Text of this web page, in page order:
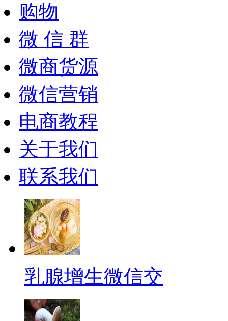
购物
微 信 群
微商货源
微信营销
电商教程
关于我们
联系我们
乳腺增生微信交